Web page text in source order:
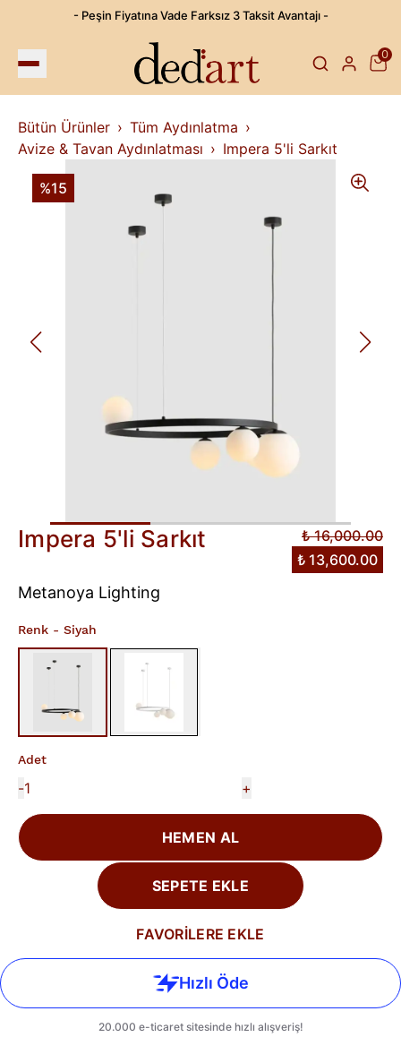
- Peşin Fiyatına Vade Farksız 3 Taksit Avantajı -
0
Bütün Ürünler
Tüm Aydınlatma
Avize & Tavan Aydınlatması
Impera 5'li Sarkıt
%15
Impera 5'li Sarkıt
₺ 16,000.00
₺ 13,600.00
Metanoya Lighting
Renk - Siyah
Adet
- +
HEMEN AL
SEPETE EKLE
FAVORİLERE EKLE